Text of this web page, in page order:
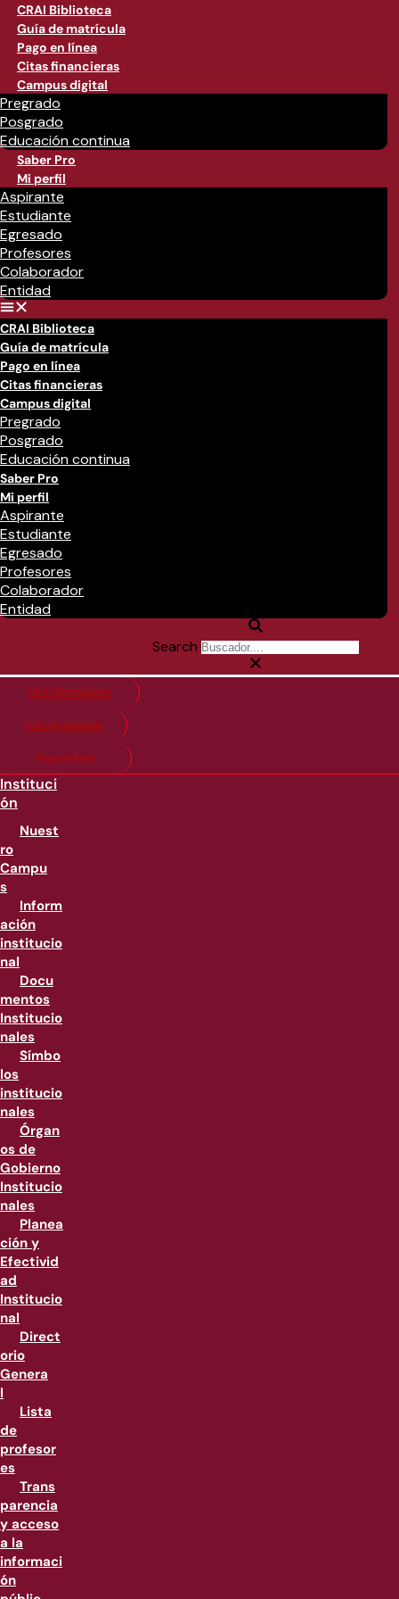
CRAI Biblioteca
Guía de matrícula
Pago en línea
Citas financieras
Campus digital
Pregrado
Posgrado
Educación continua
Saber Pro
Mi perfil
Aspirante
Estudiante
Egresado
Profesores
Colaborador
Entidad
CRAI Biblioteca
Guía de matrícula
Pago en línea
Citas financieras
Campus digital
Pregrado
Posgrado
Educación continua
Saber Pro
Mi perfil
Aspirante
Estudiante
Egresado
Profesores
Colaborador
Entidad
Search
Citas financieras
Guía de matricula
Pago en línea
Instituci
ón
Nuest
ro
Campu
s
Inform
ación
institucio
nal
Docu
mentos
Institucio
nales
Símbo
los
institucio
nales
Órgan
os de
Gobierno
Institucio
nales
Planea
ción y
Efectivid
ad
Institucio
nal
Direct
orio
Genera
l
Lista
de
profesor
es
Trans
parencia
y acceso
a la
informaci
ón